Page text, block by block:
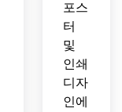
포스
터
및
인쇄
디자
인에